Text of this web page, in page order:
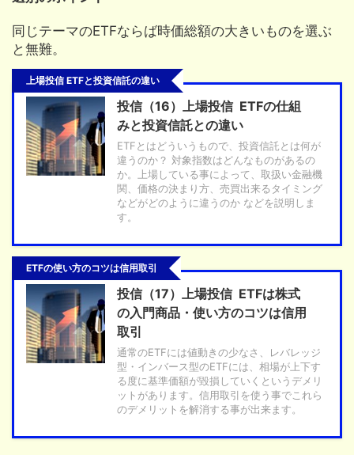
同じテーマのETFならば時価総額の大きいものを選ぶ
と無難。
上場投信 ETFと投資信託の違い
投信（16）上場投信 ETFの仕組
みと投資信託との違い
ETFとはどういうもので、投資信託とは何が
違うのか？ 対象指数はどんなものがあるの
か。上場している事によって、取扱い金融機
関、価格の決まり方、売買出来るタイミング
などがどのように違うのか などを説明しま
す。
ETFの使い方のコツは信用取引
投信（17）上場投信 ETFは株式
の入門商品・使い方のコツは信用
取引
通常のETFには値動きの少なさ、レバレッジ
型・インバース型のETFには、相場が上下す
る度に基準価額が毀損していくというデメリ
ットがあります。信用取引を使う事でこれら
のデメリットを解消する事が出来ます。